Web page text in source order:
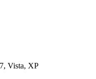
Vista, XP